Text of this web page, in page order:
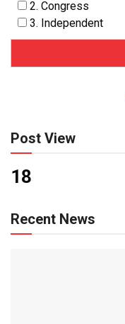
2. Congress
3. Independent
Post View
18
Recent News